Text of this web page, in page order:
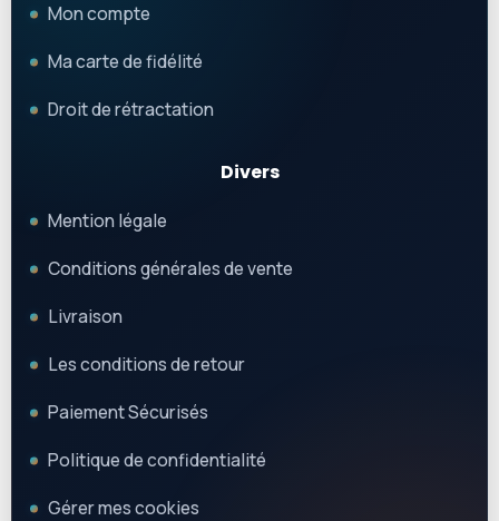
Mon compte
Ma carte de fidélité
Droit de rétractation
Divers
Mention légale
Conditions générales de vente
Livraison
Les conditions de retour
Paiement Sécurisés
Politique de confidentialité
Gérer mes cookies